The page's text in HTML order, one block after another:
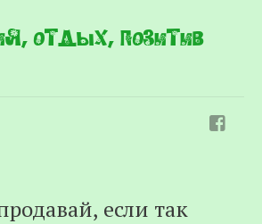
отдых, позитив
если так